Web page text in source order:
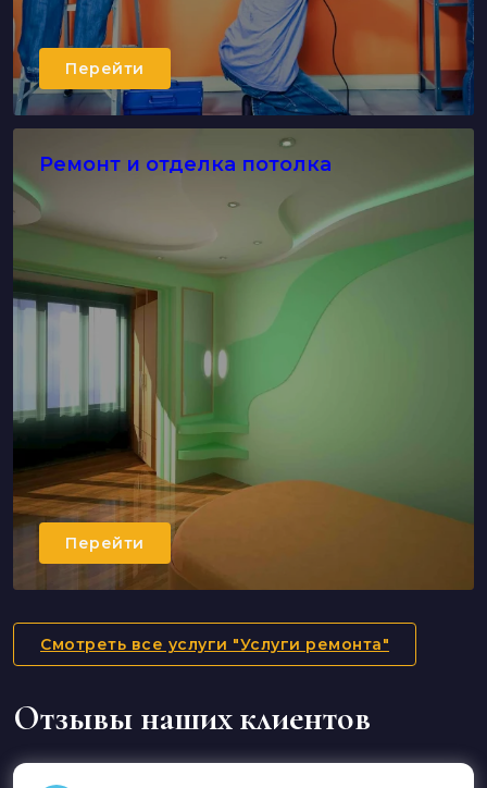
Перейти
Ремонт и отделка потолка
Перейти
Смотреть все услуги "Услуги ремонта"
Отзывы наших клиентов